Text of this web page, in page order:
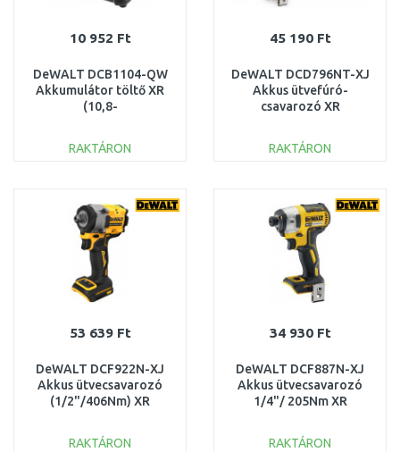
10 952 Ft
DeWALT DCB1104-QW
Akkumulátor töltő XR
(10,8-
RAKTÁRON
Összehasonlítás
45 190 Ft
DeWALT DCD796NT-XJ
Akkus ütvefúró-
csavarozó XR
töltő nélkül) Tstak
RAKTÁRON
Összehasonlítás
53 639 Ft
DeWALT DCF922N-XJ
Akkus ütvecsavarozó
(1/2"/406Nm) XR
nélkül)
RAKTÁRON
34 930 Ft
DeWALT DCF887N-XJ
Akkus ütvecsavarozó
1/4"/ 205Nm XR
nélkül)
RAKTÁRON